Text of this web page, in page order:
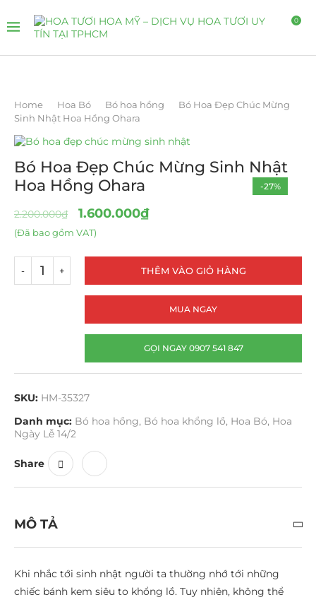
0
Home Hoa Bó Bó hoa hồng
Bó Hoa Đẹp Chúc Mừng
Sinh Nhật Hoa Hồng Ohara
-27%
Bó Hoa Đẹp Chúc Mừng Sinh Nhật
Hoa Hồng Ohara
2.200.000₫ 1.600.000₫
(Đã bao gồm VAT)
THÊM VÀO GIỎ HÀNG
MUA NGAY
GỌI NGAY 0907 541 847
SKU: HM-35327
Danh mục: Bó hoa hồng, Bó hoa khổng lồ, Hoa Bó, Hoa
Ngày Lễ 14/2
Share
MÔ TẢ
Khi nhắc tới sinh nhật người ta thường nhớ tới những
chiếc bánh kem siêu to khổng lồ. Tuy nhiên, không thể